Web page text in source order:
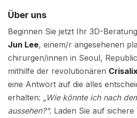
Über uns
Beginnen Sie jetzt Ihr 3D-
Jun Lee, einem/r angesehenen
chirurgen/innen in Seoul,
mithilfe der revolutionären
eine Antwort auf die alles
erhalten: „Wie könnte ich nach
aussehen?“. Laden Sie auf sichere